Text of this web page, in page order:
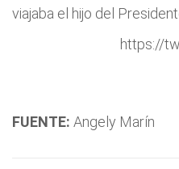
viajaba el hijo del
https://
FUENTE: Angely Marín